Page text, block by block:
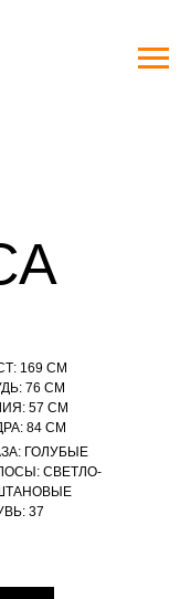
169 СМ
76 СМ
57 СМ
84 СМ
ГОЛУБЫЕ
СВЕТЛО-
37